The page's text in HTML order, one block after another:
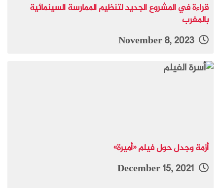
قراءة في المشروع الجديد لتنظيم الممارسة السينمائية
بالمغرب
November 8, 2023
أزمة وجدل حول فيلم «أميرة»